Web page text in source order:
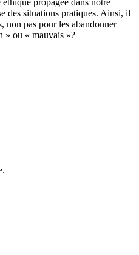
propagée dans notre
des situations pratiques. Ainsi, il
non pas pour les abandonner
» ou « mauvais »?